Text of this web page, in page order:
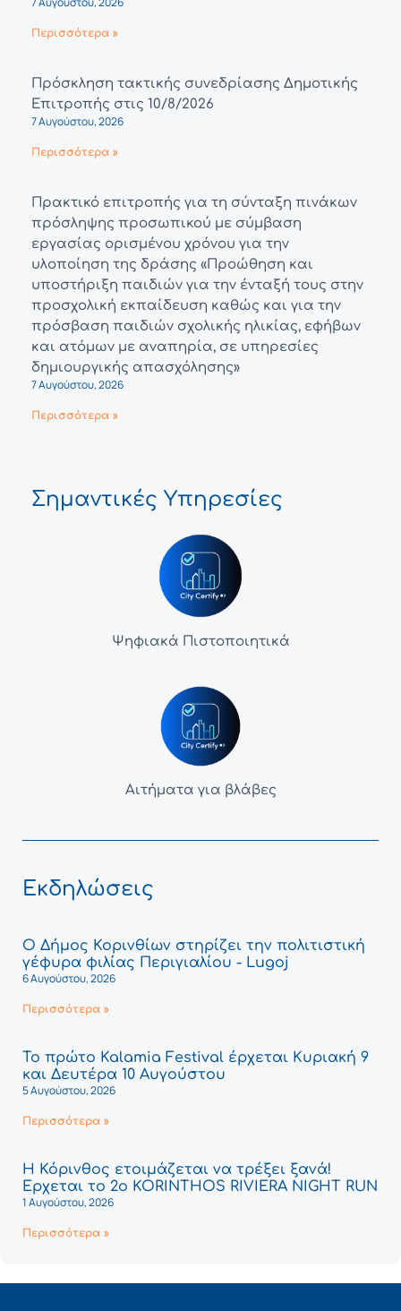
Περισσότερα »
Πρόσκληση τακτικής συνεδρίασης Δημοτικής
Επιτροπής στις 10/8/2026
7 Αυγούστου, 2026
Περισσότερα »
Πρακτικό επιτροπής για τη σύνταξη πινάκων
πρόσληψης προσωπικού με σύμβαση
εργασίας ορισμένου χρόνου για την
υλοποίηση της δράσης «Προώθηση και
υποστήριξη παιδιών για την ένταξή τους στην
προσχολική εκπαίδευση καθώς και για την
πρόσβαση παιδιών σχολικής ηλικίας, εφήβων
και ατόμων με αναπηρία, σε υπηρεσίες
δημιουργικής απασχόλησης»
7 Αυγούστου, 2026
Περισσότερα »
Σημαντικές Υπηρεσίες
Ψηφιακά Πιστοποιητικά
Αιτήματα για βλάβες
Εκδηλώσεις
Ο Δήμος Κορινθίων στηρίζει την πολιτιστική
γέφυρα φιλίας Περιγιαλίου - Lugoj
6 Αυγούστου, 2026
Περισσότερα »
Το πρώτο Kalamia Festival έρχεται Κυριακή 9
και Δευτέρα 10 Αυγούστου
5 Αυγούστου, 2026
Περισσότερα »
Η Κόρινθος ετοιμάζεται να τρέξει ξανά!
Έρχεται το 2ο KORINTHOS RIVIERA NIGHT RUN
1 Αυγούστου, 2026
Περισσότερα »